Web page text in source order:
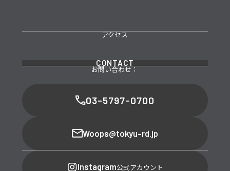
お問い合わせ：
03-5797-0700
Woops@tokyu-rd.jp
Instagram公式アカウント
アクセス
CONTACT